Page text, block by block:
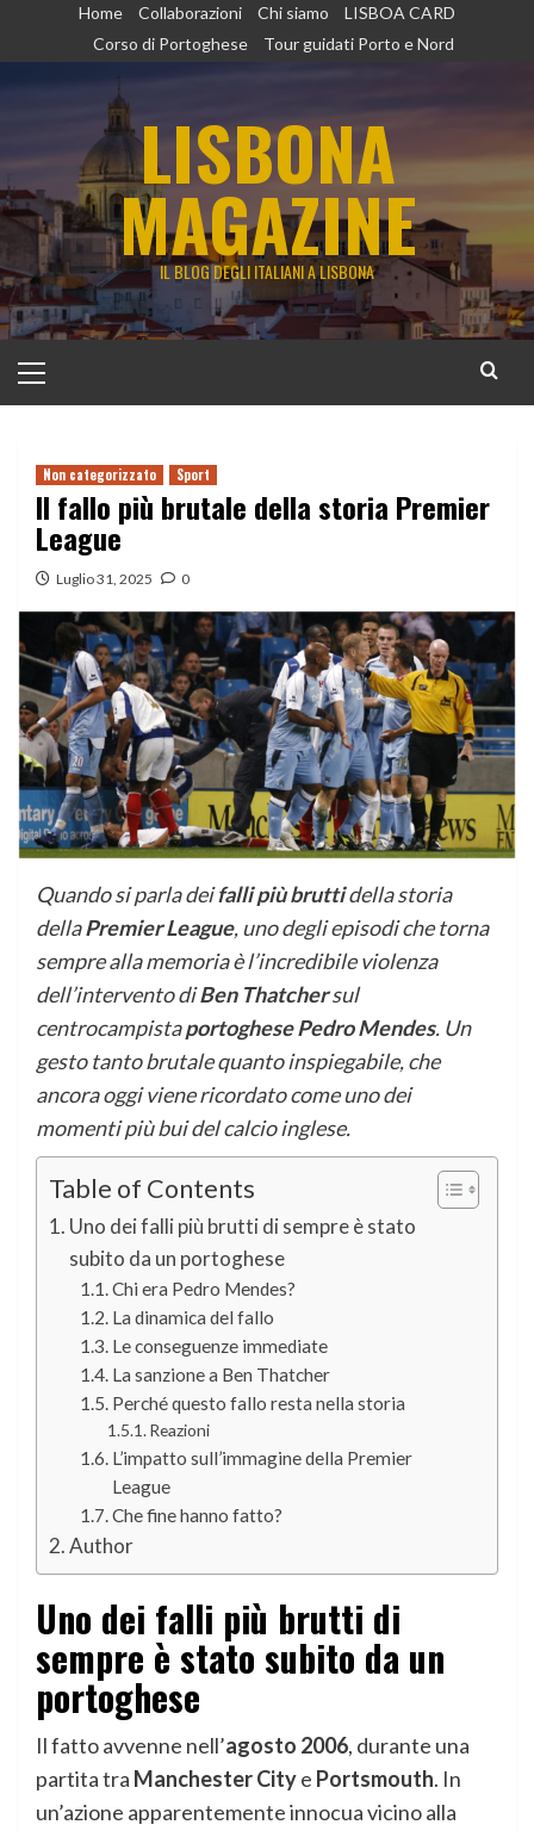
Home Collaborazioni Chi siamo
LISBOA CARD
Corso di Portoghese
Tour guidati Porto e Nord
LISBONA
MAGAZINE
IL BLOG DEGLI ITALIANI A LISBONA
principale
Non categorizzato Sport
Il fallo più brutale della storia Premier
League
Luglio 31, 2025 0
Quando si parla deifalli più bruttidella storia
dellaPremier League, uno degli episodi che torna
sempre alla memoria è l’incredibile violenza
dell’intervento diBen Thatchersul
centrocampistaportoghese Pedro Mendes. Un
gesto tanto brutale quanto inspiegabile, che
ancora oggi viene ricordato come uno dei
momenti più bui del calcio inglese.
Table of Contents
Uno dei falli più brutti di sempre è stato
subito da un portoghese
Chi era Pedro Mendes?
La dinamica del fallo
Le conseguenze immediate
La sanzione a Ben Thatcher
Perché questo fallo resta nella storia
Reazioni
L’impatto sull’immagine della Premier
League
Che fine hanno fatto?
Author
Uno dei falli più brutti di
sempre è stato subito da un
portoghese
Il fatto avvenne nell’agosto 2006, durante una
partita tra Manchester Citye Portsmouth. In
un’azione apparentemente innocua vicino alla